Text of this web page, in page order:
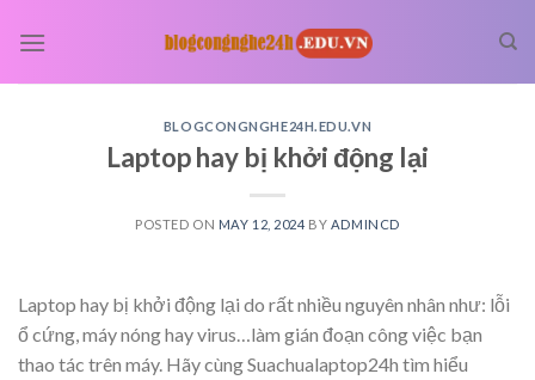
BLOGCONGNGHE24H.EDU.VN
Laptop hay bị khởi động lại
POSTED ON MAY 12, 2024 BY ADMINCD
Laptop hay bị khởi động lại do rất nhiều nguyên nhân như: lỗi
ổ cứng, máy nóng hay virus…làm gián đoạn công việc bạn
thao tác trên máy. Hãy cùng Suachualaptop24h tìm hiểu